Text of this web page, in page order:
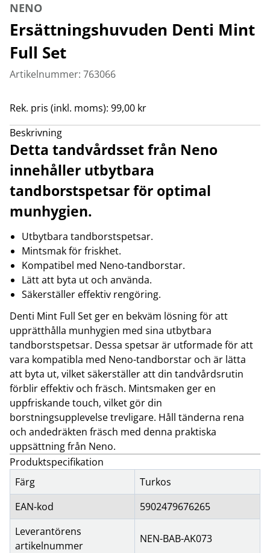
NENO
Ersättningshuvuden Denti Mint
Full Set
Artikelnummer: 763066
Rek. pris (inkl. moms): 99,00 kr
Beskrivning
Detta tandvårdsset från Neno
innehåller utbytbara
tandborstspetsar för optimal
munhygien.
Utbytbara tandborstspetsar.
Mintsmak för friskhet.
Kompatibel med Neno-tandborstar.
Lätt att byta ut och använda.
Säkerställer effektiv rengöring.
Denti Mint Full Set ger en bekväm lösning för att
upprätthålla munhygien med sina utbytbara
tandborstspetsar. Dessa spetsar är utformade för att
vara kompatibla med Neno-tandborstar och är lätta
att byta ut, vilket säkerställer att din tandvårdsrutin
förblir effektiv och fräsch. Mintsmaken ger en
uppfriskande touch, vilket gör din
borstningsupplevelse trevligare. Håll tänderna rena
och andedräkten fräsch med denna praktiska
uppsättning från Neno.
Produktspecifikation
Färg
Turkos
EAN-kod
5902479676265
Leverantörens
artikelnummer
NEN-BAB-AK073